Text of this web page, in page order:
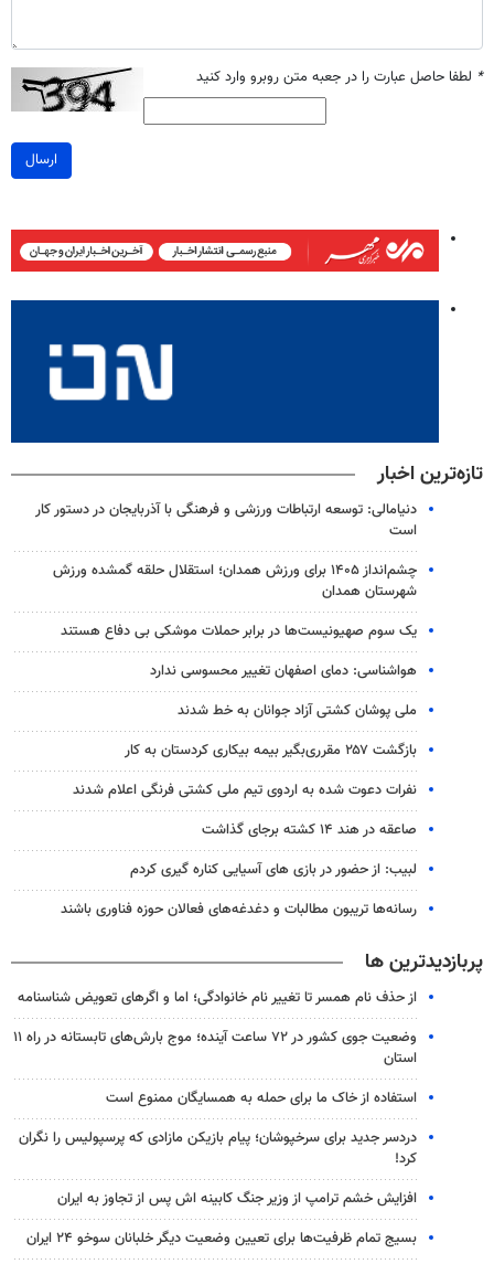
* لطفا حاصل عبارت را در جعبه متن روبرو وارد کنید
ارسال
تازه‌ترین اخبار
دنیامالی: توسعه ارتباطات ورزشی و فرهنگی با آذربایجان در دستور کار
است
چشم‌انداز ۱۴۰۵ برای ورزش همدان؛ استقلال حلقه گمشده ورزش
شهرستان همدان
یک‌ سوم صهیونیست‌ها در برابر حملات موشکی بی دفاع هستند
هواشناسی: دمای اصفهان تغییر محسوسی ندارد
ملی پوشان کشتی آزاد جوانان به خط شدند
بازگشت ۲۵۷ مقرری‌بگیر بیمه بیکاری کردستان به کار
نفرات دعوت شده به اردوی تیم ملی کشتی فرنگی اعلام شدند
صاعقه در هند ۱۴ کشته برجای گذاشت
لبیب: از حضور در بازی های آسیایی کناره گیری کردم
رسانه‌ها تریبون مطالبات و دغدغه‌های فعالان حوزه فناوری باشند
پربازدیدترین ها
از حذف نام همسر تا تغییر نام خانوادگی؛ اما و اگرهای تعویض شناسنامه
وضعیت جوی کشور در ۷۲ ساعت آینده؛ موج بارش‌های تابستانه در راه ۱۱
استان
استفاده از خاک ما برای حمله به همسایگان ممنوع است
دردسر جدید برای سرخپوشان؛ پیام بازیکن مازادی که پرسپولیس را نگران
کرد!
افزایش خشم ترامپ از وزیر جنگ کابینه اش پس از تجاوز به ایران
بسیج تمام ظرفیت‌ها برای تعیین وضعیت دیگر خلبانان سوخو ۲۴ ایران